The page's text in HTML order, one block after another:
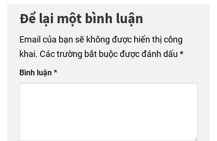
Để lại một bình luận
Email của bạn sẽ không được hiển thị công
khai. Các trường bắt buộc được đánh dấu *
Bình luận *